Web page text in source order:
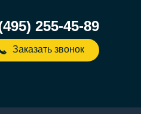
255-45-89
Заказать звонок